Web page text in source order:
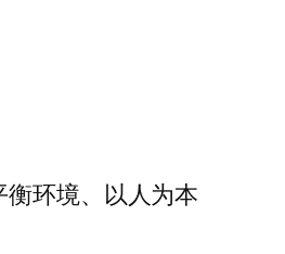
环境、以人为本